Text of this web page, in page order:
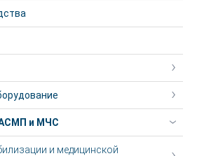
и МЧС
и медицинской